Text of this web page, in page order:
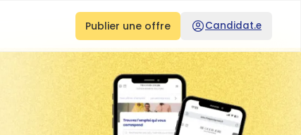
Publier une offre Candidat.e